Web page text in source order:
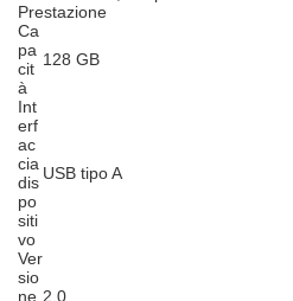
Prestazione
Ca
pa
cit
à
128 GB
Int
erf
ac
cia
dis
po
siti
vo
USB tipo A
Ver
sio
ne 2.0